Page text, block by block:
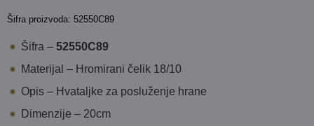
Šifra proizvoda: 52550C89
Šifra – 52550C89
Materijal – Hromirani čelik 18/10
Opis – Hvataljke za posluženje hrane
Dimenzije – 20cm